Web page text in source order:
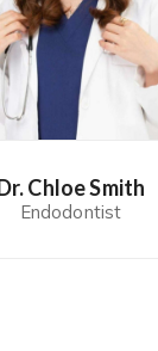
Chloe Smith
Endodontist